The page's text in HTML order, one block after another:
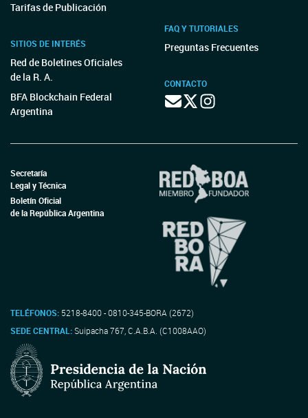
Tarifas de Publicación
SITIOS DE INTERÉS
Red de Boletines Oficiales
de la R. A.
BFA Blockchain Federal
Argentina
FAQ Y TUTORIALES
Preguntas Frecuentes
CONTACTO
Secretaría
Legal y Técnica
Boletín Oficial
de la República Argentina
TELÉFONOS: 5218-8400 - 0810-345-BORA (2672)
SEDE CENTRAL:Suipacha 767, C.A.B.A. (C1008AAO)